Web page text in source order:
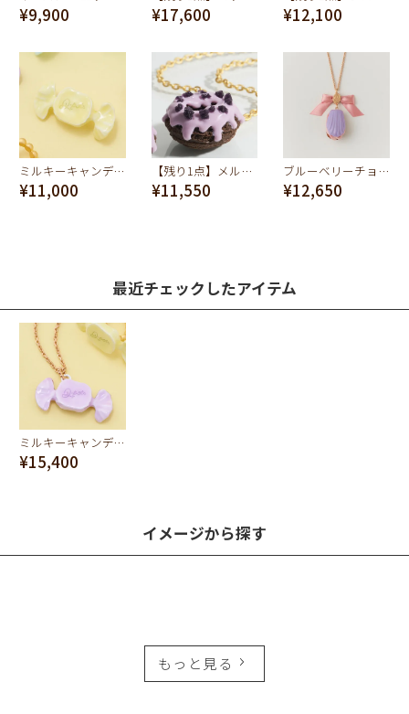
¥9,900 ¥17,600 ¥12,100
ミルキーキャンディー ブローチ(レモン)
¥11,000
【残り1点】メルティーブルーベリー ドーナッツ ネックレス
¥11,550
ブルーベリーチョコレートマドレーヌ ネックレス
¥12,650
最近チェックしたアイテム
ミルキーキャンディー ネックレス(グレープ)
¥15,400
イメージから探す
もっと見る